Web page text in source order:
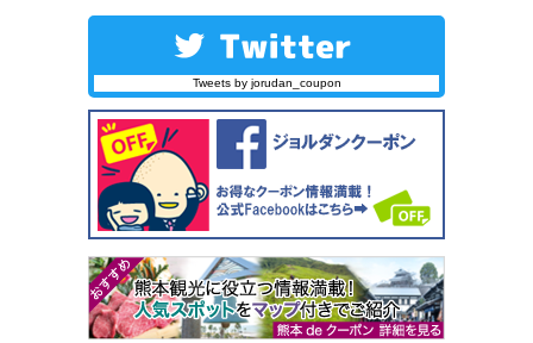
Tweets by jorudan_coupon